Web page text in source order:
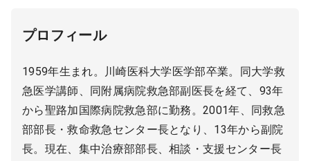
プロフィール
1959年生まれ。川崎医科大学医学部卒業。同大学救
急医学講師、同附属病院救急部副医長を経て、93年
から聖路加国際病院救急部に勤務。2001年、同救急
部部長・救命救急センター長となり、13年から副院
長。現在、集中治療部部長、相談・支援センター長